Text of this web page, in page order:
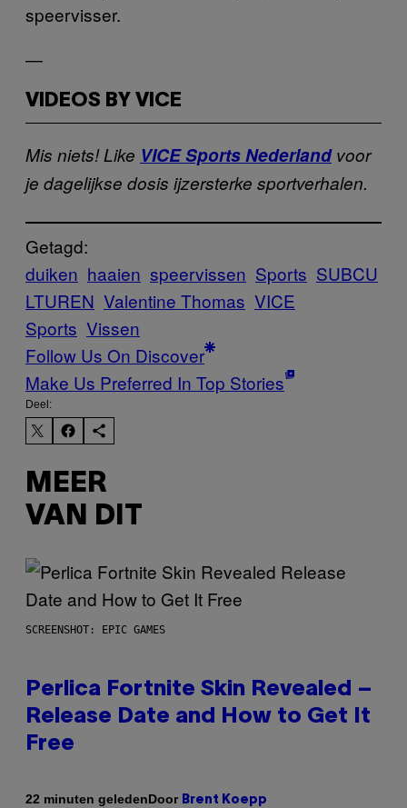
speervisser.
—
VIDEOS BY VICE
Mis niets! Like VICE Sports Nederlandvoor
je dagelijkse dosis ijzersterke sportverhalen.
Getagd:
duiken haaien speervissen Sports SUBCU
LTUREN Valentine Thomas VICE
Sports Vissen
Follow Us On Discover
Make Us Preferred In Top Stories
Deel:
MEER
VAN DIT
SCREENSHOT: EPIC GAMES
Perlica Fortnite Skin Revealed –
Release Date and How to Get It
Free
22 minuten geledenDoor Brent Koepp